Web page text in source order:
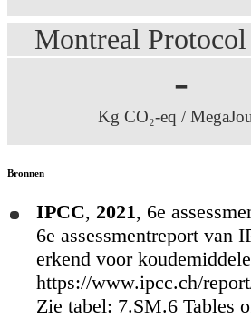
Montreal
-
Kg CO₂-eq /
Bronnen
IPCC, 2021, 6e
6e assessmentreport van
erkend voor
https://www.ipcc.ch/
Zie tabel: 7.SM.6 Tables